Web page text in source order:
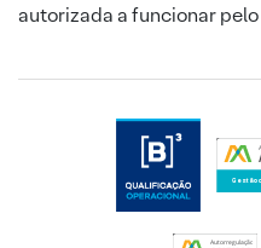
autorizada a funcionar